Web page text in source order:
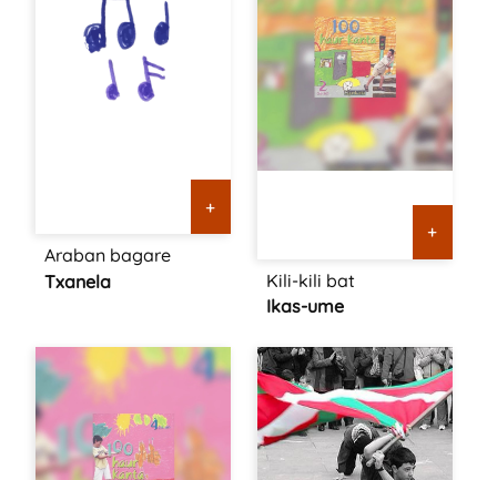
+
Araban bagare
Txanela
+
Kili-kili bat
Ikas-ume